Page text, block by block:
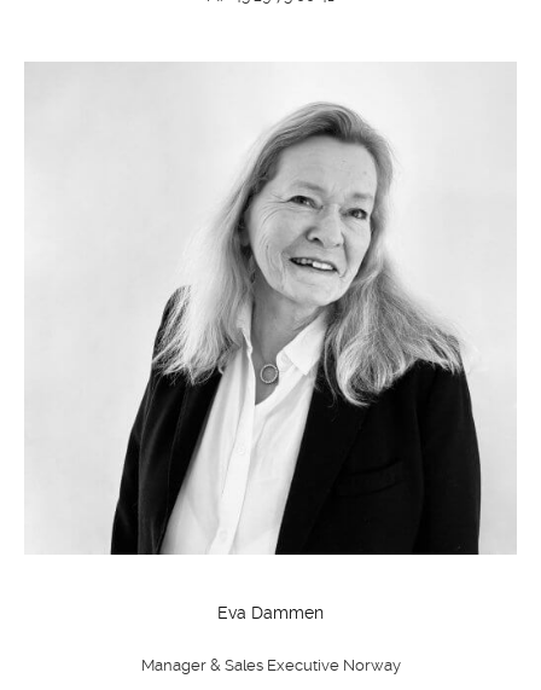
Eva Dammen
Manager & Sales Executive Norway